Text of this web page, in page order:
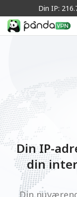
Din IP:
Din IP-
din
Din